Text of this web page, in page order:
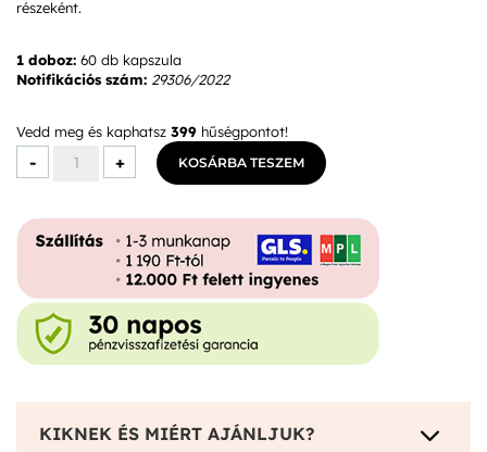
részeként.
1 doboz: 60 db kapszula
Notifikációs szám: 29306/2022
Vedd meg és kaphatsz 399 hűségpontot!
-
Exilis
SUN+SOLAR
+ KOSÁRBA TESZEM
KIKNEK ÉS MIÉRT AJÁNLJUK? 3